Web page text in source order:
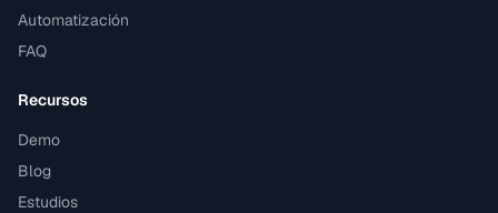
Automatización
FAQ
Recursos
Demo
Blog
Estudios